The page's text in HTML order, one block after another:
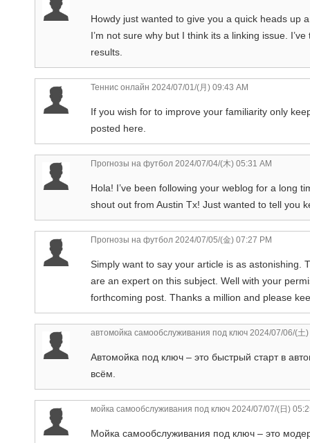
Howdy just wanted to give you a quick heads up
I’m not sure why but I think its a linking issue.
results.
Теннис онлайн 2024/07/01/(月) 09:43 AM
If you wish for to improve your familiarity only
posted here.
Прогнозы на футбол 2024/07/04/(木) 05:31 AM
Hola! I’ve been following your weblog for a long
shout out from Austin Tx! Just wanted to tell you
Прогнозы на футбол 2024/07/05/(金) 07:27 PM
Simply want to say your article is as astonishing.
are an expert on this subject. Well with your
forthcoming post. Thanks a million and please
автомойка самообслуживания под ключ 2024/07/06/(土
Автомойка под ключ – это быстрый старт в
всём.
мойка самообслуживания под ключ 2024/07/07/(日)
Мойка самообслуживания под ключ – это